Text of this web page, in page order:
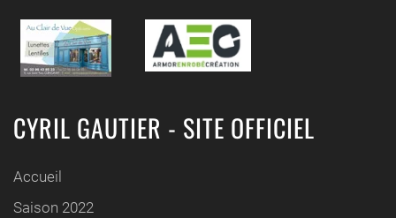
CYRIL GAUTIER - SITE OFFICIEL
Accueil
Saison 2022